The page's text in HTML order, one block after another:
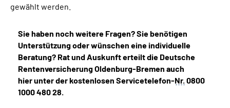
gewählt werden.
Sie haben noch weitere Fragen? Sie benötigen
Unterstützung oder wünschen eine individuelle
Beratung? Rat und Auskunft erteilt die Deutsche
Rentenversicherung Oldenburg-Bremen auch
hier unter der kostenlosen Servicetelefon-Nr.0800
1000 480 28.